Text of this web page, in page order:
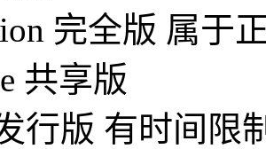
完全版 属于
共享版
行版 有时间限